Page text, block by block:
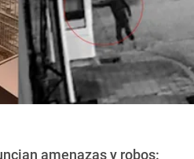
amenazas y robos: